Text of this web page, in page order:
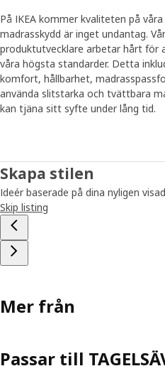
På IKEA kommer kvaliteten på
madrasskydd är inget undantag.
produktutvecklare arbetar hårt för
våra högsta standarder. Detta
komfort, hållbarhet,
använda slitstarka och tvättbara
kan tjäna sitt syfte under lång tid.
Skapa stilen
Ideér baserade på dina nyligen
Skip listing
Mer från
Passar till